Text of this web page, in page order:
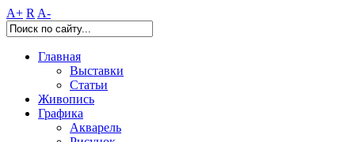
A+ R A-
Главная
Выставки
Статьи
Живопись
Графика
Акварель